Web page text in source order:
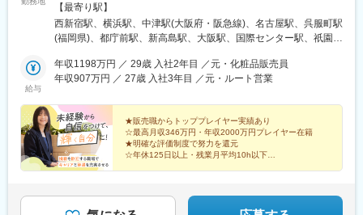
新宿6-24-1西新宿三井ビルディング4F／13F／16F／18F／20F■
横浜支社★2024年8月オープン神奈川県横浜市西区高島1-1-2横浜
三井ビルディング20F■大阪支社大阪府大阪市北区大淀中1-1-30梅
転愛知県名古屋市西区名駅2-27-8名古屋プライムセントラルタワ
ー4F■福岡支社★2024年11月増床移転福岡県福岡市博多区上呉服
囲
【最寄り駅】
西新宿駅、横浜駅、中津駅(大阪府・阪急線)、名古屋駅、呉服町駅
(福岡県)、都庁前駅、新高島駅、大阪駅、国際センター駅、祇園駅
駅、中洲川端駅
給与
年収1198万円 ／ 29歳 入社2年目 ／元・化粧品販売員
年収907万円 ／ 27歳 入社3年目 ／元・ルート営業
★販売職からトッププレイヤー実績あり
☆最高月収346万円・年収2000万円プレイヤー在籍
★明確な評価制度で努力を還元
☆年休125日以上・残業月平均10h以下